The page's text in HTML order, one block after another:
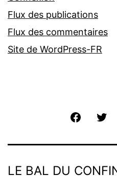
Flux des publications
Flux des commentaires
Site de WordPress-FR
Facebook
LE BAL DU